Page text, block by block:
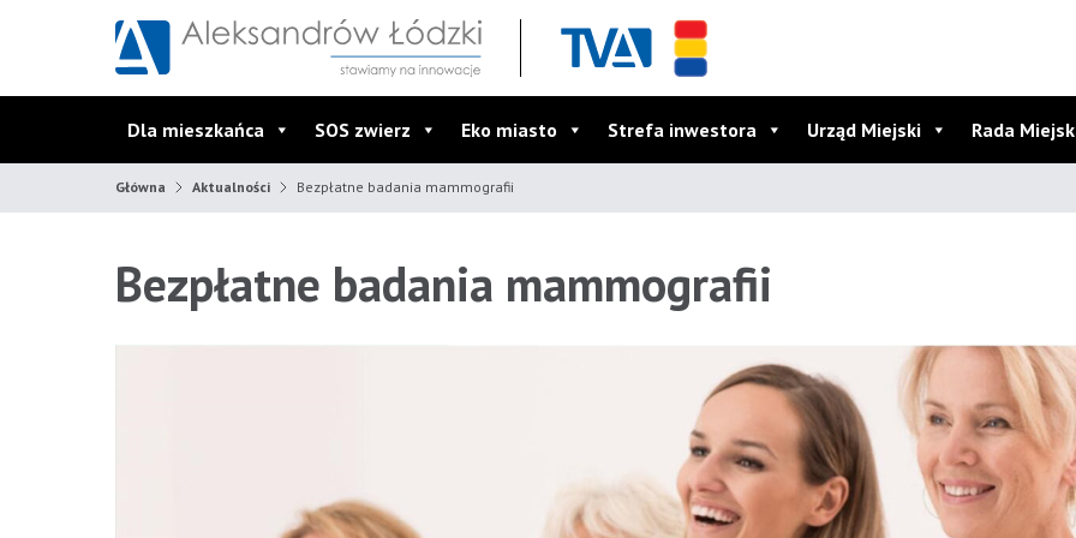
Dla mieszkańca SOS zwierz Eko miasto Strefa inwestora Urząd Miejski Rada
Główna Aktualności Bezpłatne badania mammografii
Bezpłatne badania mammografii